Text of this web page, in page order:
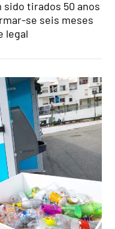
tirados 50 anos
se seis meses
legal